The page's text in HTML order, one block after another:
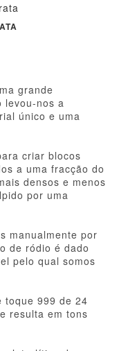
grande
levou-nos a
único e uma
criar blocos
a uma fracção do
densos e menos
por uma
manualmente por
de ródio é dado
pelo qual somos
toque 999 de 24
resulta em tons